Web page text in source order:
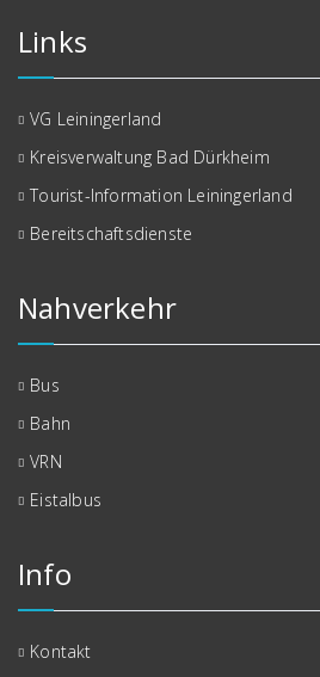
Links
VG Leiningerland
Kreisverwaltung Bad Dürkheim
Tourist-Information Leiningerland
Bereitschaftsdienste
Nahverkehr
Bus
Bahn
VRN
Eistalbus
Info
Kontakt